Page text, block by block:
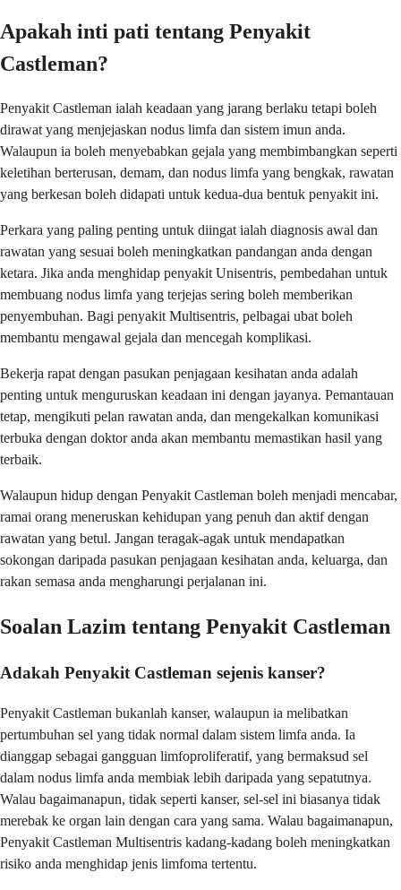
Apakah inti pati tentang Penyakit
Castleman?
Penyakit Castleman ialah keadaan yang jarang berlaku tetapi boleh
dirawat yang menjejaskan nodus limfa dan sistem imun anda.
Walaupun ia boleh menyebabkan gejala yang membimbangkan seperti
keletihan berterusan, demam, dan nodus limfa yang bengkak, rawatan
yang berkesan boleh didapati untuk kedua-dua bentuk penyakit ini.
Perkara yang paling penting untuk diingat ialah diagnosis awal dan
rawatan yang sesuai boleh meningkatkan pandangan anda dengan
ketara. Jika anda menghidap penyakit Unisentris, pembedahan untuk
membuang nodus limfa yang terjejas sering boleh memberikan
penyembuhan. Bagi penyakit Multisentris, pelbagai ubat boleh
membantu mengawal gejala dan mencegah komplikasi.
Bekerja rapat dengan pasukan penjagaan kesihatan anda adalah
penting untuk menguruskan keadaan ini dengan jayanya. Pemantauan
tetap, mengikuti pelan rawatan anda, dan mengekalkan komunikasi
terbuka dengan doktor anda akan membantu memastikan hasil yang
terbaik.
Walaupun hidup dengan Penyakit Castleman boleh menjadi mencabar,
ramai orang meneruskan kehidupan yang penuh dan aktif dengan
rawatan yang betul. Jangan teragak-agak untuk mendapatkan
sokongan daripada pasukan penjagaan kesihatan anda, keluarga, dan
rakan semasa anda mengharungi perjalanan ini.
Soalan Lazim tentang Penyakit Castleman
Adakah Penyakit Castleman sejenis kanser?
Penyakit Castleman bukanlah kanser, walaupun ia melibatkan
pertumbuhan sel yang tidak normal dalam sistem limfa anda. Ia
dianggap sebagai gangguan limfoproliferatif, yang bermaksud sel
dalam nodus limfa anda membiak lebih daripada yang sepatutnya.
Walau bagaimanapun, tidak seperti kanser, sel-sel ini biasanya tidak
merebak ke organ lain dengan cara yang sama. Walau bagaimanapun,
Penyakit Castleman Multisentris kadang-kadang boleh meningkatkan
risiko anda menghidap jenis limfoma tertentu.